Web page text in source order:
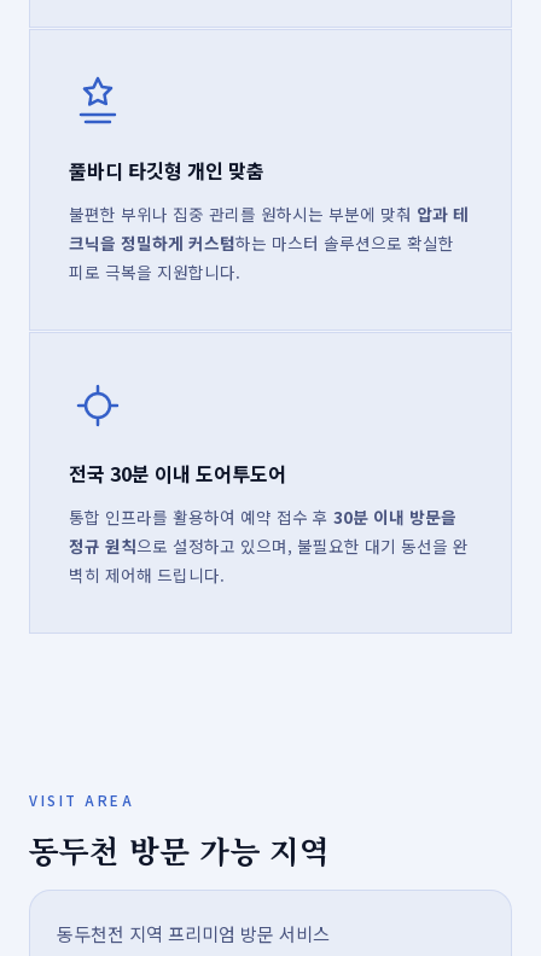
풀바디 타깃형 개인 맞춤
불편한 부위나 집중 관리를 원하시는 부분에 맞춰 압과 테
크닉을 정밀하게 커스텀하는 마스터 솔루션으로 확실한
피로 극복을 지원합니다.
전국 30분 이내 도어투도어
통합 인프라를 활용하여 예약 접수 후 30분 이내 방문을
정규 원칙으로 설정하고 있으며, 불필요한 대기 동선을 완
벽히 제어해 드립니다.
VISIT AREA
동두천 방문 가능 지역
동두천전 지역 프리미엄 방문 서비스